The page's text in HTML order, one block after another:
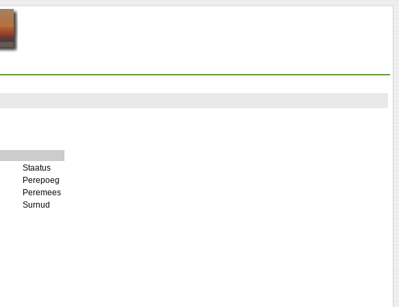
Staatus
Perepoeg
Peremees
Surnud